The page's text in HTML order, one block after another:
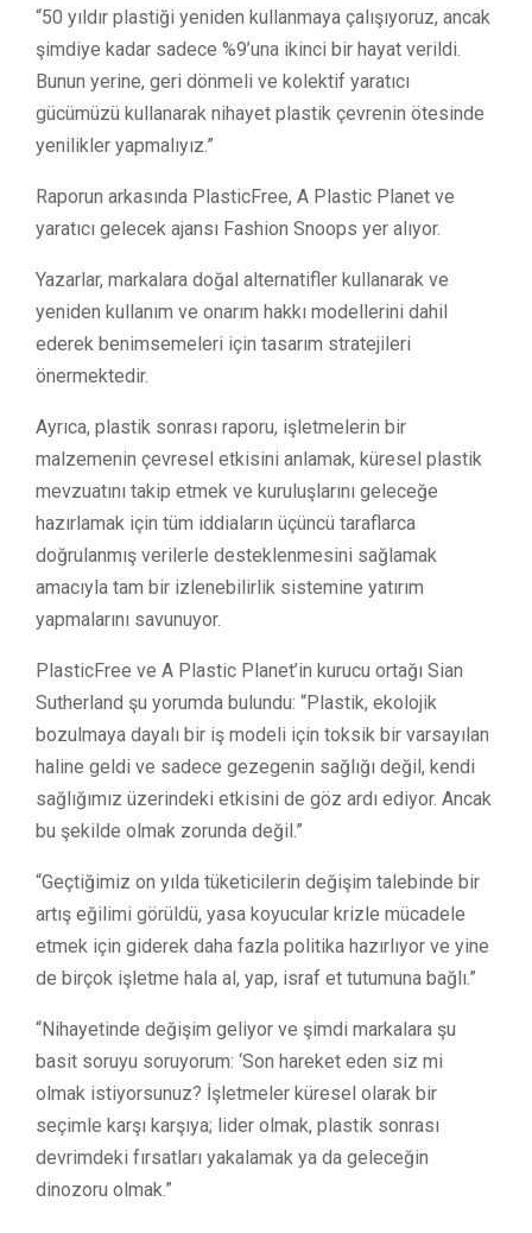
“50 yıldır plastiği yeniden kullanmaya çalışıyoruz, ancak
şimdiye kadar sadece %9’una ikinci bir hayat verildi.
Bunun yerine, geri dönmeli ve kolektif yaratıcı
gücümüzü kullanarak nihayet plastik çevrenin ötesinde
yenilikler yapmalıyız.”
Raporun arkasında PlasticFree, A Plastic Planet ve
yaratıcı gelecek ajansı Fashion Snoops yer alıyor.
Yazarlar, markalara doğal alternatifler kullanarak ve
yeniden kullanım ve onarım hakkı modellerini dahil
ederek benimsemeleri için tasarım stratejileri
önermektedir.
Ayrıca, plastik sonrası raporu, işletmelerin bir
malzemenin çevresel etkisini anlamak, küresel plastik
mevzuatını takip etmek ve kuruluşlarını geleceğe
hazırlamak için tüm iddiaların üçüncü taraflarca
doğrulanmış verilerle desteklenmesini sağlamak
amacıyla tam bir izlenebilirlik sistemine yatırım
yapmalarını savunuyor.
PlasticFree ve A Plastic Planet’in kurucu ortağı Sian
Sutherland şu yorumda bulundu: “Plastik, ekolojik
bozulmaya dayalı bir iş modeli için toksik bir varsayılan
haline geldi ve sadece gezegenin sağlığı değil, kendi
sağlığımız üzerindeki etkisini de göz ardı ediyor. Ancak
bu şekilde olmak zorunda değil.”
“Geçtiğimiz on yılda tüketicilerin değişim talebinde bir
artış eğilimi görüldü, yasa koyucular krizle mücadele
etmek için giderek daha fazla politika hazırlıyor ve yine
de birçok işletme hala al, yap, israf et tutumuna bağlı.”
“Nihayetinde değişim geliyor ve şimdi markalara şu
basit soruyu soruyorum: ‘Son hareket eden siz mi
olmak istiyorsunuz? İşletmeler küresel olarak bir
seçimle karşı karşıya; lider olmak, plastik sonrası
devrimdeki fırsatları yakalamak ya da geleceğin
dinozoru olmak.”